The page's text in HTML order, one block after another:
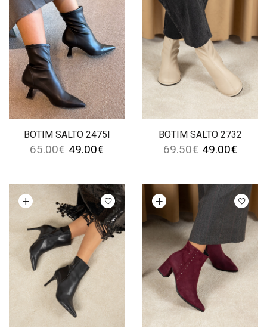
BOTIM SALTO 2475I
65.00€ 49.00€
BOTIM SALTO 2732
69.50€ 49.00€
opções Ver opções